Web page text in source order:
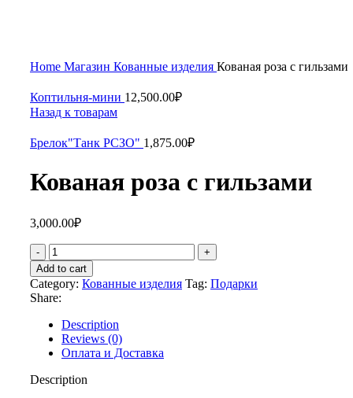
Home Магазин Кованные изделия Кованая роза с гильзами
Коптильня-мини 12,500.00₽
Назад к товарам
Брелок"Танк РСЗО" 1,875.00₽
Кованая роза с гильзами
3,000.00₽
Add to cart
Category: Кованные изделия Tag: Подарки
Share:
Description
Reviews (0)
Оплата и Доставка
Description